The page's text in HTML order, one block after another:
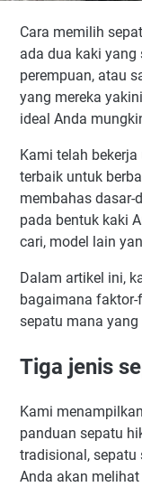
Cara memilih
ada dua kaki yang
perempuan, atau
yang mereka
ideal Anda
Kami telah
terbaik untuk
membahas dasar-
pada bentuk kaki
cari, model lain
Dalam artikel ini,
bagaimana
sepatu mana
Tiga jenis
Kami
panduan sepatu
tradisional, sepatu
Anda akan